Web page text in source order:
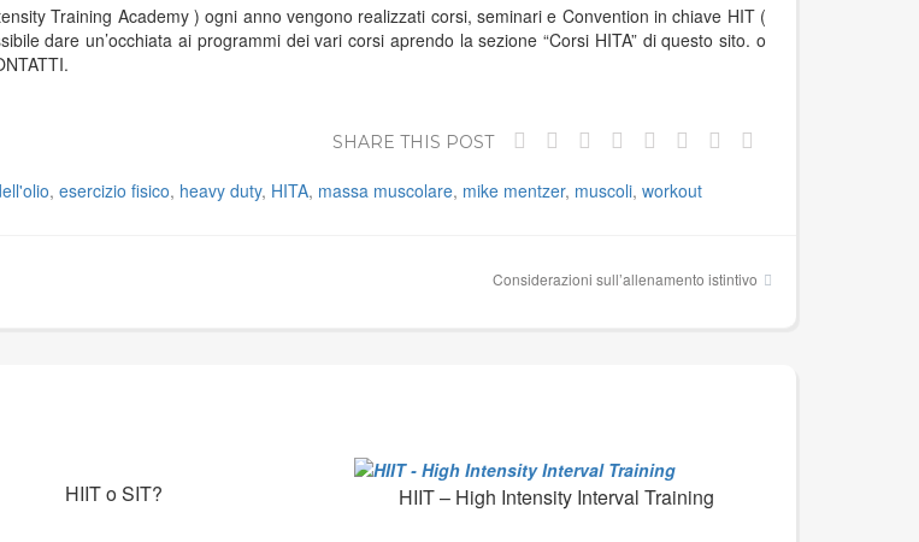
Training Academy ) ogni anno vengono realizzati corsi, seminari e Convention in chiave HIT (
dare un’occhiata ai programmi dei vari corsi aprendo la sezione “Corsi HITA” di questo sito. o
SHARE THIS POST
, esercizio fisico, heavy duty, HITA, massa muscolare, mike mentzer, muscoli, workout
Considerazioni sull’allenamento istintivo
HIIT o SIT? HIIT – High Intensity Interval Training